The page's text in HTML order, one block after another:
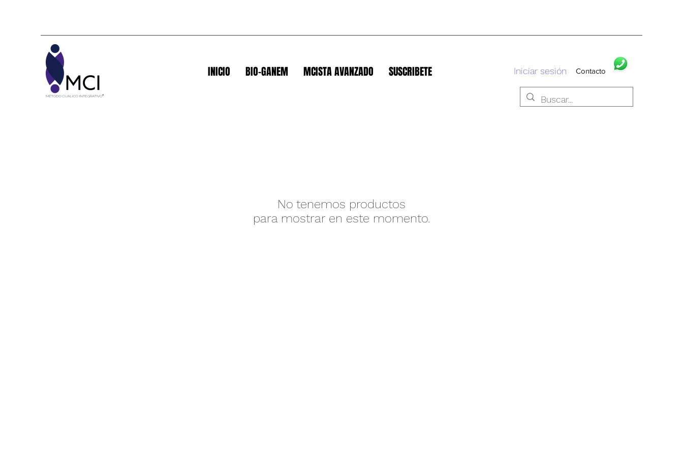
INICIO BIO-GANEM MCISTA AVANZADO SUSCRIBETE Iniciar sesión Contacto
No tenemos productos
para mostrar en este momento.